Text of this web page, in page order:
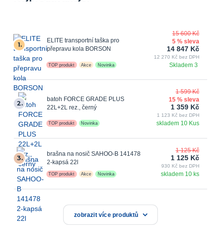
1.
ELITE transportní taška pro
přepravu kola BORSON
Skladem 3
TOP produkt Akce Novinka
15 600 Kč
5 % sleva
14 847 Kč
12 270 Kč bez DPH
2.
batoh FORCE GRADE PLUS
22L+2L rez., černý
skladem 10 Kus
TOP produkt Novinka
1 599 Kč
15 % sleva
1 359 Kč
1 123 Kč bez DPH
3.
brašna na nosič SAHOO-B 141478
2-kapsá 22l
skladem 10 ks
TOP produkt Akce Novinka
1 125 Kč
1 125 Kč
930 Kč bez DPH
zobrazit více produktů